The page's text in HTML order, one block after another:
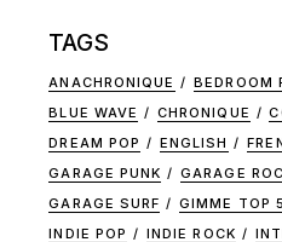
TAGS
ANACHRONIQUE BEDROOM
BLUE WAVE
CHRONIQUE
DREAM POP
ENGLISH
GARAGE PUNK
GARAGE
GARAGE SURF
GIMME TOP 5
INDIE POP
INDIE ROCK